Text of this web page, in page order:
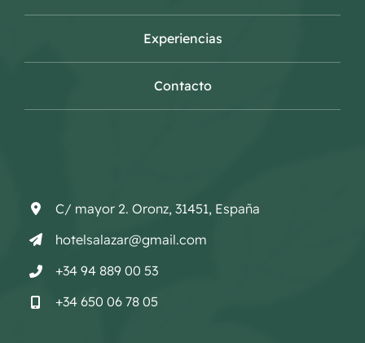
Experiencias
Contacto
C/ mayor 2. Oronz, 31451, España
hotelsalazar@gmail.com
+34 94 889 00 53
+34 650 06 78 05